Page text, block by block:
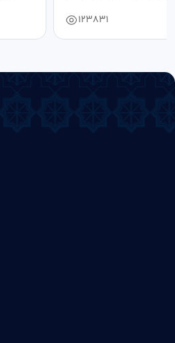
123831